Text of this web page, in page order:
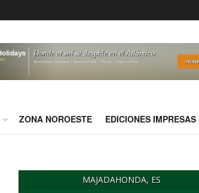
ZONA NOROESTE EDICIONES IMPRESAS
MAJADAHONDA, ES